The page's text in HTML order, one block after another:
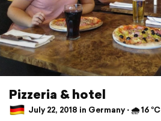
Pizzeria & hotel
July 22, 2018 in Germany ⋅ 🌧 16 °C